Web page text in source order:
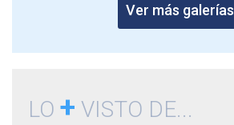
Ver más galerías
LO + VISTO DE...